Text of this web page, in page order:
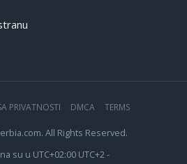
PRIVATNOSTI DMCA TERMS
All Rights Reserved.
su u UTC+02:00 UTC+2 -